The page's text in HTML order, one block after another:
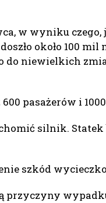
w wyniku czego,
około 100
do niewielkich
pasażerów i
silnik.
szkód
przyczyny